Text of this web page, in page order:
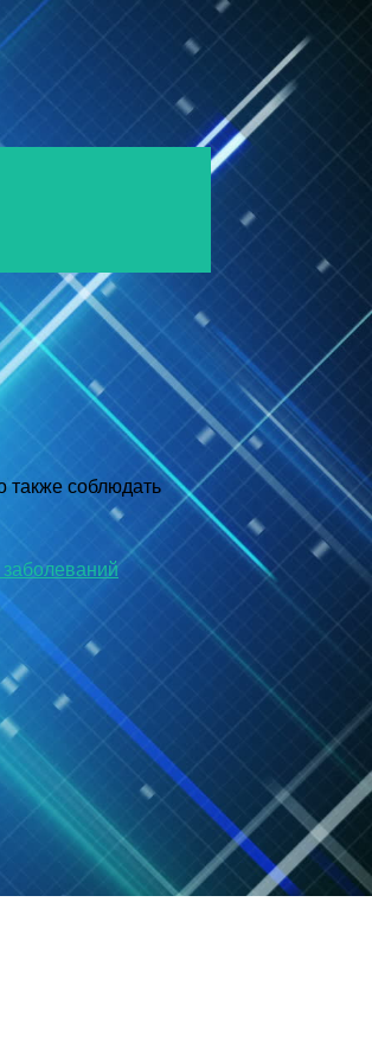
также соблюдать